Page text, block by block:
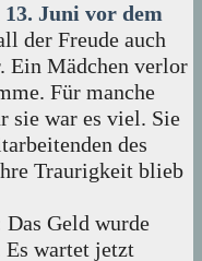
13. Juni vor dem
der Freude auch
Ein Mädchen verlor
Für manche
sie war es viel. Sie
des
Traurigkeit blieb
Geld wurde
Es wartet jetzt